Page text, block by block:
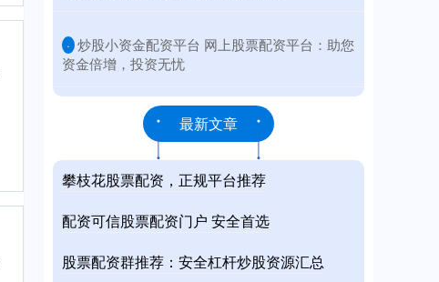
· ​炒股小资金配资平台 网上股票配资平台：助您
资金倍增，投资无忧
最新文章
攀枝花股票配资，正规平台推荐
配资可信股票配资门户 安全首选
股票配资群推荐：安全杠杆炒股资源汇总